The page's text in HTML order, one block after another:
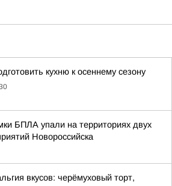
кухню к осеннему сезону
БПЛА упали на территориях двух
Новороссийска
вкусов: черёмуховый торт,